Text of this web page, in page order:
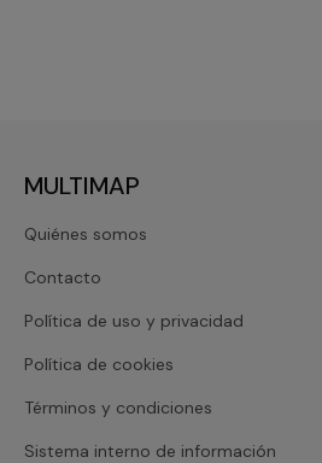
MULTIMAP
Quiénes somos
Contacto
Política de uso y privacidad
Política de cookies
Términos y condiciones
Sistema interno de información